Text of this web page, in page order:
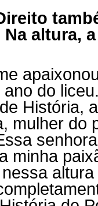
altura,
do
História,
mulher do
minha